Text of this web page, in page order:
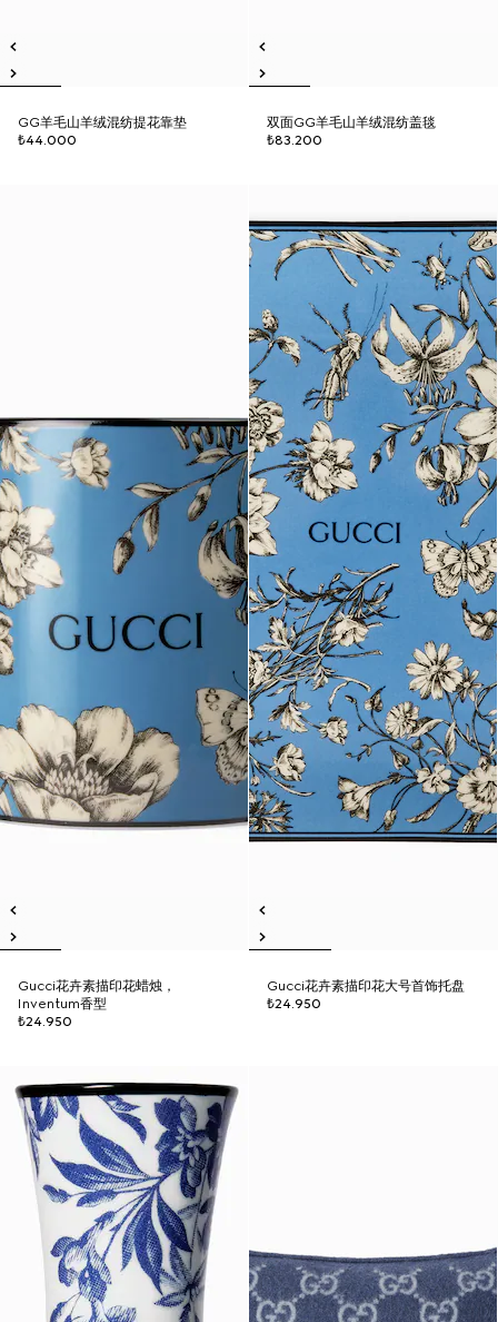
GG羊毛山羊绒混纺提花靠垫
₺44.000
双面GG羊毛山羊绒混纺盖毯
₺83.200
Gucci花卉素描印花蜡烛，
Inventum香型
₺24.950
Gucci花卉素描印花大号首饰托盘
₺24.950